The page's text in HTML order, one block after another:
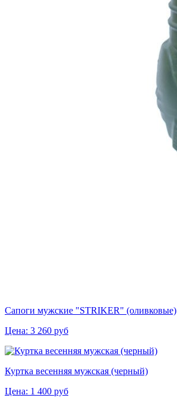
Сапоги мужские "STRIKER" (оливковые)
Цена: 3 260 руб
Куртка весенняя мужская (черный)
Цена: 1 400 руб